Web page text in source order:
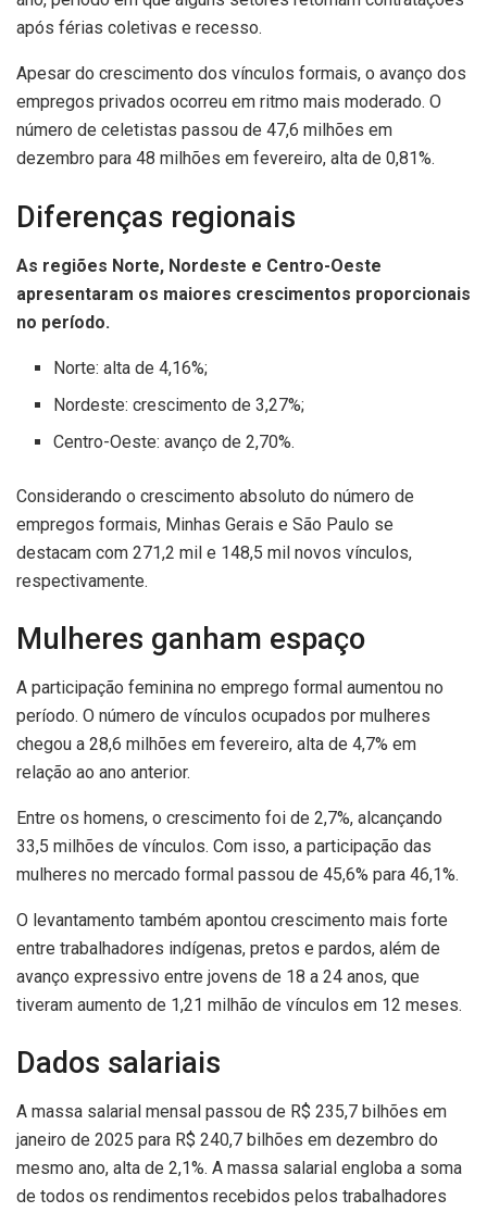
após férias coletivas e recesso.
Apesar do crescimento dos vínculos formais, o avanço dos
empregos privados ocorreu em ritmo mais moderado. O
número de celetistas passou de 47,6 milhões em
dezembro para 48 milhões em fevereiro, alta de 0,81%.
Diferenças regionais
As regiões Norte, Nordeste e Centro-Oeste
apresentaram os maiores crescimentos proporcionais
no período.
Norte: alta de 4,16%;
Nordeste: crescimento de 3,27%;
Centro-Oeste: avanço de 2,70%.
Considerando o crescimento absoluto do número de
empregos formais, Minhas Gerais e São Paulo se
destacam com 271,2 mil e 148,5 mil novos vínculos,
respectivamente.
Mulheres ganham espaço
A participação feminina no emprego formal aumentou no
período. O número de vínculos ocupados por mulheres
chegou a 28,6 milhões em fevereiro, alta de 4,7% em
relação ao ano anterior.
Entre os homens, o crescimento foi de 2,7%, alcançando
33,5 milhões de vínculos. Com isso, a participação das
mulheres no mercado formal passou de 45,6% para 46,1%.
O levantamento também apontou crescimento mais forte
entre trabalhadores indígenas, pretos e pardos, além de
avanço expressivo entre jovens de 18 a 24 anos, que
tiveram aumento de 1,21 milhão de vínculos em 12 meses.
Dados salariais
A massa salarial mensal passou de R$ 235,7 bilhões em
janeiro de 2025 para R$ 240,7 bilhões em dezembro do
mesmo ano, alta de 2,1%. A massa salarial engloba a soma
de todos os rendimentos recebidos pelos trabalhadores